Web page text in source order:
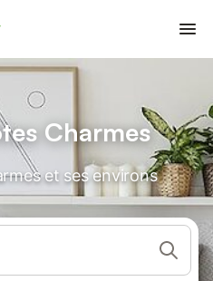
Charmes
et ses environs